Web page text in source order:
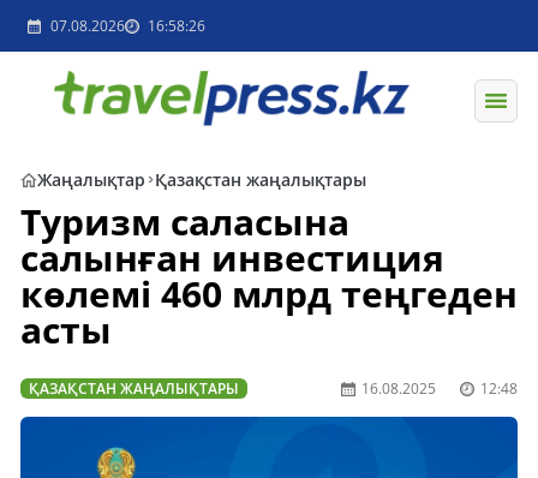
07.08.2026 16:58:26
Жаңалықтар Қазақстан жаңалықтары
Туризм саласына
салынған инвестиция
көлемі 460 млрд теңгеден
асты
ҚАЗАҚСТАН ЖАҢАЛЫҚТАРЫ 16.08.2025 12:48